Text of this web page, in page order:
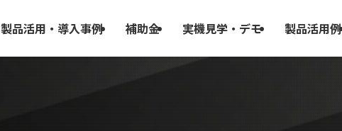
製品活用・導入事例 補助金 実機見学・デモ 製品活用例